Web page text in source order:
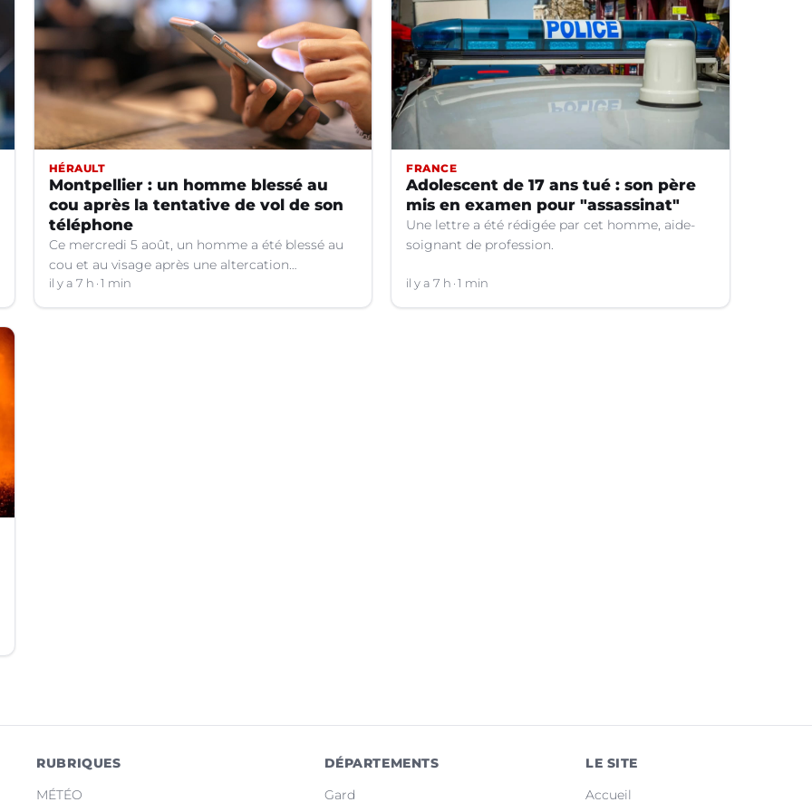
HÉRAULT
Montpellier : un homme blessé au
cou après la tentative de vol de son
téléphone
Ce mercredi 5 août, un homme a été blessé au
cou et au visage après une altercation
concernant un téléphone portable à Montpellier
(Hérault).
il y a 7 h 1 min
FRANCE
Adolescent de 17 ans tué : son père
mis en examen pour "assassinat"
Une lettre a été rédigée par cet homme, aide-
soignant de profession.
il y a 7 h 1 min
RUBRIQUES
MÉTÉO
DÉPARTEMENTS
Gard
LE SITE
Accueil